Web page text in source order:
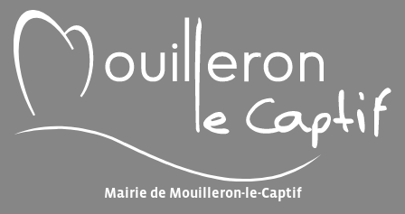
Mairie de Mouilleron-le-Captif